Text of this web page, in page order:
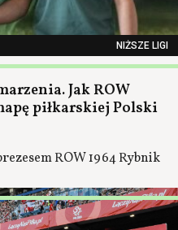
NIŻSZE LIGI
Jak ROW
piłkarskiej Polski
ROW 1964 Rybnik